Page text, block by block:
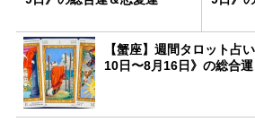
【蟹座】週間タロット占
10日〜8月16日》の総合